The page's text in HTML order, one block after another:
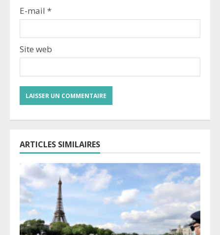
E-mail *
Site web
ARTICLES SIMILAIRES